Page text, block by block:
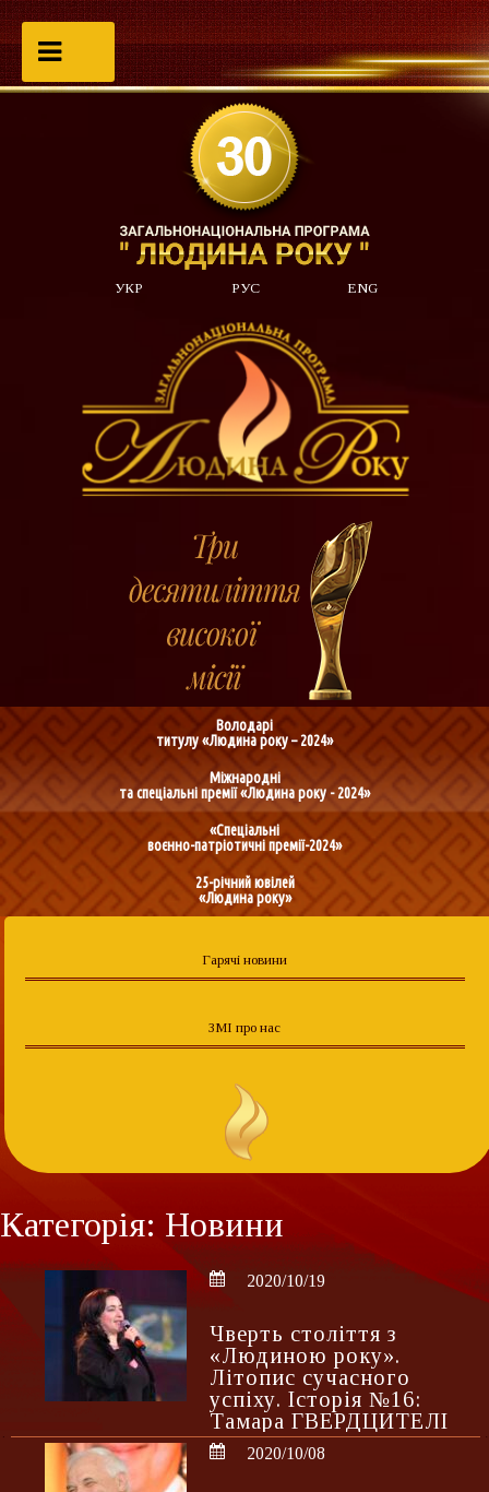
УКР РУС ENG
Володарі
титулу «Людина року – 2024»
Міжнародні
та спеціальні премії «Людина року - 2024»
«Спеціальні
воєнно-патріотичні премії-2024»
25-річний ювілей
«Людина року»
Гарячі новини
ЗМІ про нас
Категорія: Новини
2020/10/19
Чверть століття з
«Людиною року».
Літопис сучасного
успіху. Історія №16:
Тамара ГВЕРДЦИТЕЛІ
2020/10/08